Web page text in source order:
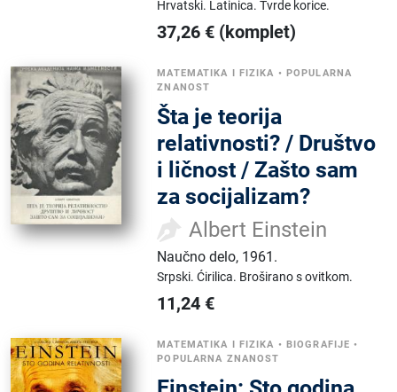
Hrvatski. Latinica.Tvrde korice.
37,26 € (komplet)
MATEMATIKA I FIZIKA • POPULARNA
ZNANOST
Šta je teorija
relativnosti? / Društvo
i ličnost / Zašto sam
za socijalizam?
Albert Einstein
Naučno delo, 1961.
Srpski.Ćirilica. Broširano s ovitkom.
11,24 €
MATEMATIKA I FIZIKA • BIOGRAFIJE •
POPULARNA ZNANOST